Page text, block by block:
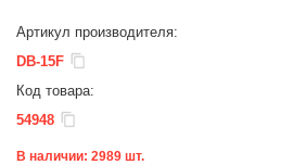
Артикул производителя:
DB-15F
Код товара:
54948
В наличии: 2989 шт.